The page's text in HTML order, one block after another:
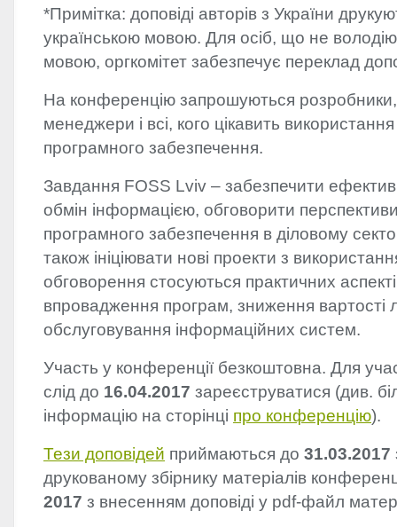
*Примітка: доповіді авторів з України
українською мовою. Для осіб, що не
мовою, оргкомітет забезпечує переклад
На конференцію запрошуються розробники,
менеджери і всі, кого цікавить використання
програмного забезпечення.
Завдання FOSS Lviv – забезпечити
обмін інформацією, обговорити
програмного забезпечення в діловому
також ініціювати нові проекти з
обговорення стосуються практичних
впровадження програм, зниження вартості
обслуговування інформаційних систем.
Участь у конференції безкоштовна. Для
слід до 16.04.2017 зареєструватися (див.
інформацію на сторінці про конференцію).
Тези доповідей приймаються до 31.03.2017
друкованому збірнику матеріалів
2017 з внесенням доповіді у pdf-файл